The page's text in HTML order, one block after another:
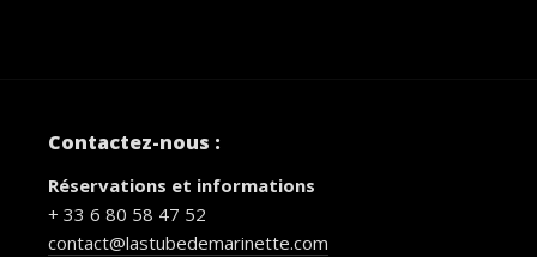
Contactez-nous :
Réservations et informations
+ 33 6 80 58 47 52
contact@lastubedemarinette.com